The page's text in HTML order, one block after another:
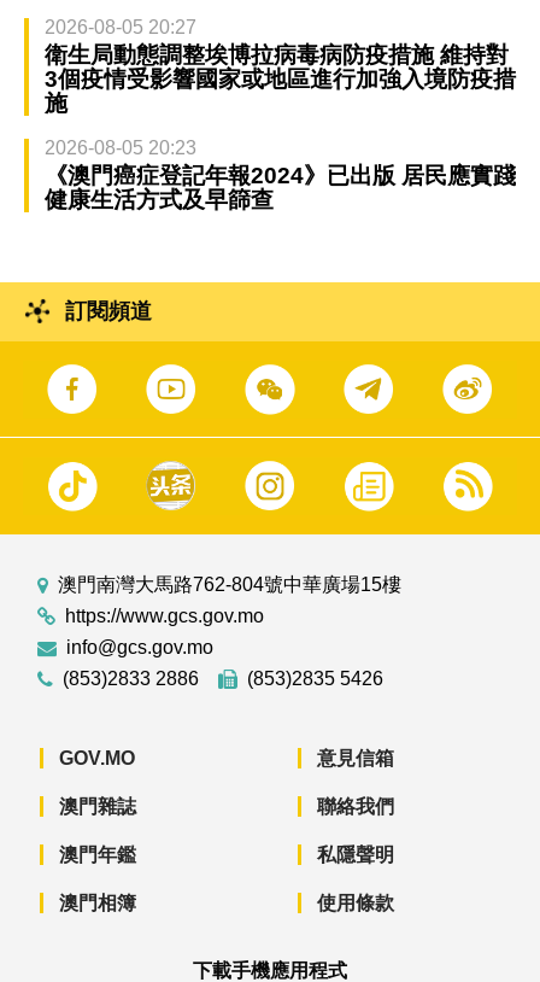
2026-08-05 20:27
衛生局動態調整埃博拉病毒病防疫措施 維持對
3個疫情受影響國家或地區進行加強入境防疫措
施
2026-08-05 20:23
《澳門癌症登記年報2024》已出版 居民應實踐
健康生活方式及早篩查
訂閱頻道
澳門南灣大馬路762-804號中華廣場15樓
https://www.gcs.gov.mo
info@gcs.gov.mo
(853)2833 2886
(853)2835 5426
GOV.MO
澳門雜誌
澳門年鑑
澳門相簿
意見信箱
聯絡我們
私隱聲明
使用條款
下載手機應用程式